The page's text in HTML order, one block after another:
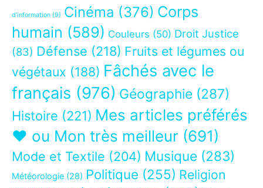
d’information (9) Cinéma (376) Corps
humain (589) Couleurs (50) Droit Justice
(83) Défense (218) Fruits et légumes ou
végétaux (188) Fâchés avec le
français (976) Géographie (287)
Histoire (221) Mes articles préférés
❤ ou Mon très meilleur (691)
Mode et Textile (204) Musique (283)
Météorologie (28) Politique (255) Religion